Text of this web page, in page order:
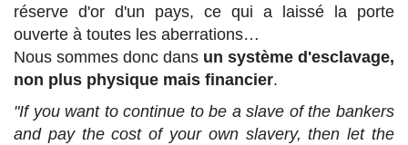
réserve d'or d'un pays, ce qui a laissé la porte
ouverte à toutes les aberrations…
Nous sommes donc dans un système d'esclavage,
non plus physique mais financier.
"If you want to continue to be a slave of the bankers
and pay the cost of your own slavery, then let the